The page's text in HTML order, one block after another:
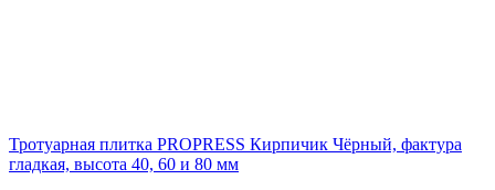
Тротуарная плитка PROPRESS Кирпичик Чёрный, фактура
гладкая, высота 40, 60 и 80 мм